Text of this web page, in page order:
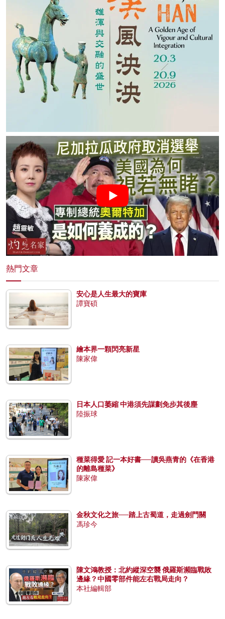
熱門文章
安心是人生最大的寶庫
譚寶碩
繪本界一顆閃亮新星
陳家偉
日本人口萎縮 中港須先謀劃免步其後塵
陸振球
種菜得愛 記一本好書──讀吳燕青的《在香港
的離島種菜》
陳家偉
金秋文化之旅──踏上古蜀道，走過劍門關
馮珍今
陳文鴻教授：北約縱深空襲 俄羅斯瀕臨戰敗
邊緣？中國零部件能左右戰局走向？
本社編輯部